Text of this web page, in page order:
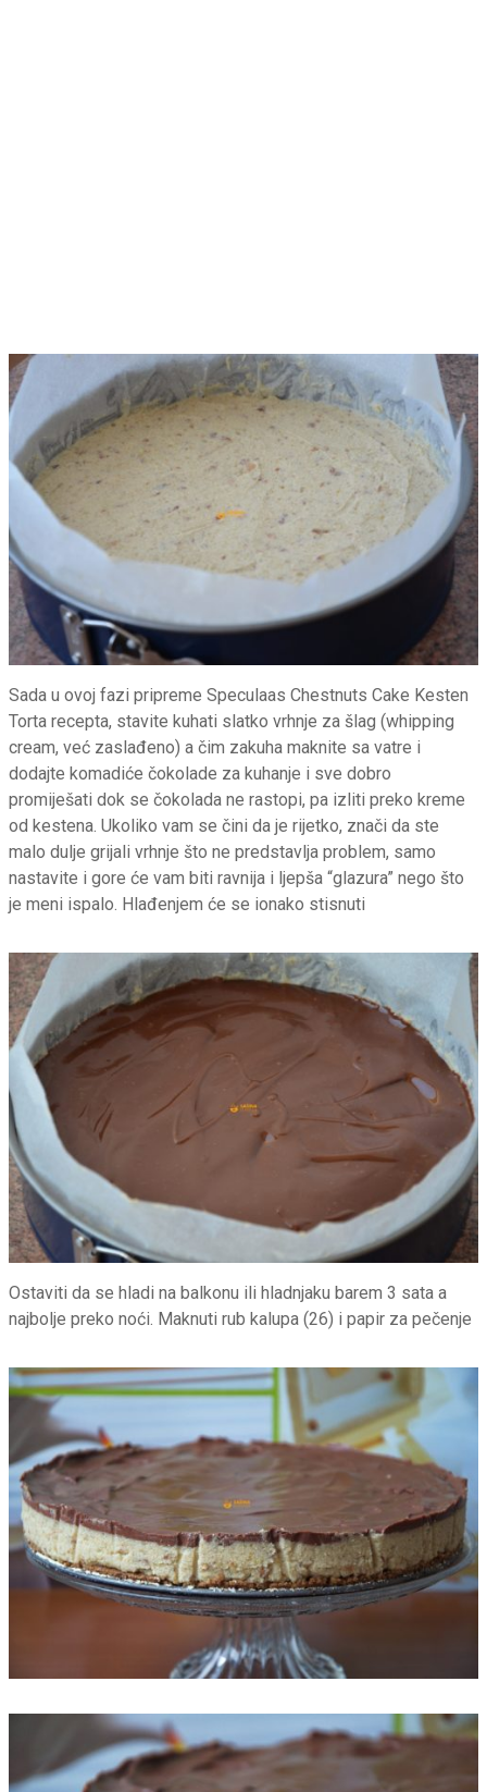
Sada u ovoj fazi pripreme Speculaas Chestnuts Cake Kesten
Torta recepta, stavite kuhati slatko vrhnje za šlag (whipping
cream, već zaslađeno) a čim zakuha maknite sa vatre i
dodajte komadiće čokolade za kuhanje i sve dobro
promiješati dok se čokolada ne rastopi, pa izliti preko kreme
od kestena. Ukoliko vam se čini da je rijetko, znači da ste
malo dulje grijali vrhnje što ne predstavlja problem, samo
nastavite i gore će vam biti ravnija i ljepša “glazura” nego što
je meni ispalo. Hlađenjem će se ionako stisnuti
Ostaviti da se hladi na balkonu ili hladnjaku barem 3 sata a
najbolje preko noći. Maknuti rub kalupa (26) i papir za pečenje